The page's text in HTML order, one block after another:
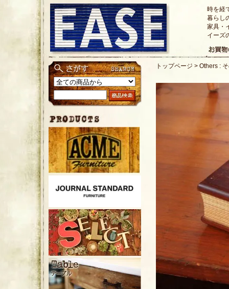
時を経
暮らし
家具・
イーズ
トップページ > Others :